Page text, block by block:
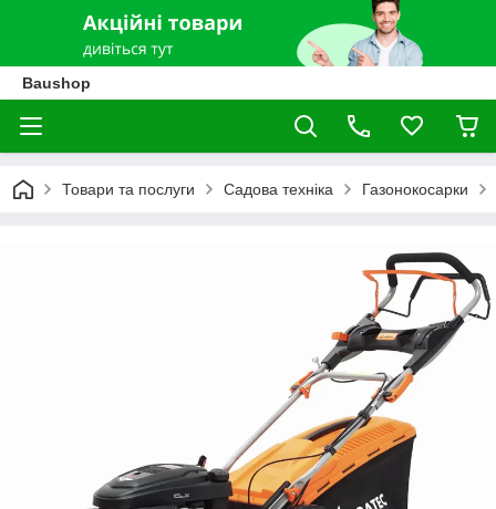
Baushop
Товари та послуги Садова техніка Газонокосарки